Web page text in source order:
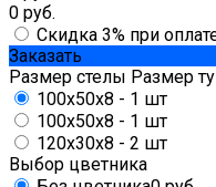
0 руб.
Скидка 3% при
Заказать
Размер стелы Размер
100x50x8 - 1 шт
100x50x8 - 1 шт
120x30x8 - 2 шт
Выбор цветника